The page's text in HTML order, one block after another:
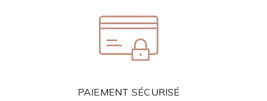
PAIEMENT SÉCURISÉ